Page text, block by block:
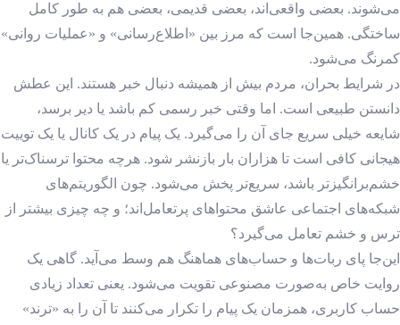
می‌شوند. بعضی واقعی‌اند، بعضی قدیمی، بعضی هم به طور کامل
ساختگی. همین‌جا است که مرز بین «اطلاع‌رسانی» و «عملیات روانی»
کمرنگ می‌شود.
در شرایط بحران، مردم بیش از همیشه دنبال خبر هستند. این عطش
دانستن طبیعی است. اما وقتی خبر رسمی کم باشد یا دیر برسد،
شایعه خیلی سریع جای آن را می‌گیرد. یک پیام در یک کانال یا یک توییت
هیجانی کافی است تا هزاران بار بازنشر شود. هرچه محتوا ترسناک‌تر یا
خشم‌برانگیزتر باشد، سریع‌تر پخش می‌شود. چون الگوریتم‌های
شبکه‌های اجتماعی عاشق محتواهای پرتعامل‌اند؛ و چه چیزی بیشتر از
ترس و خشم تعامل می‌گیرد؟
این‌جا پای ربات‌ها و حساب‌های هماهنگ هم وسط می‌آید. گاهی یک
روایت خاص به‌صورت مصنوعی تقویت می‌شود. یعنی تعداد زیادی
حساب کاربری، همزمان یک پیام را تکرار می‌کنند تا آن را به «ترند»